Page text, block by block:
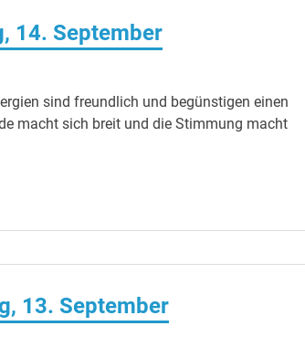
14. September
sind freundlich und begünstigen einen
macht sich breit und die Stimmung macht
13. September